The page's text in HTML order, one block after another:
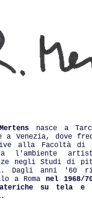
nasce a
Venezia, dove
alla Facoltà di
l'ambiente
negli Studi di
Dagli anni '60
a Roma nel 1968/
su tela e
.